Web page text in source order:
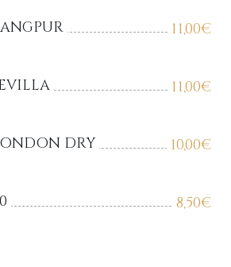
11,00€
11,00€
10,00€
DRY
8,50€